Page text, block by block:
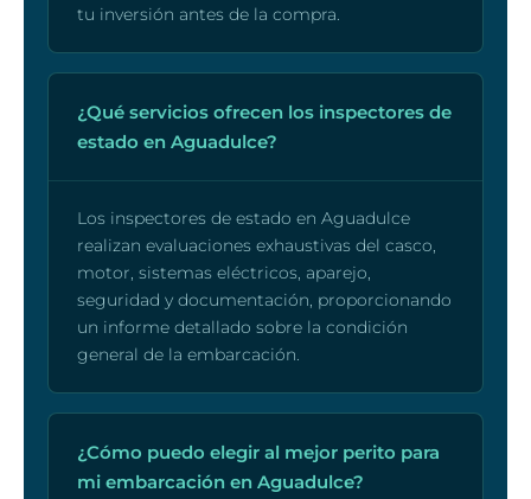
tu inversión antes de la compra.
¿Qué servicios ofrecen los inspectores de
estado en Aguadulce?
Los inspectores de estado en Aguadulce
realizan evaluaciones exhaustivas del casco,
motor, sistemas eléctricos, aparejo,
seguridad y documentación, proporcionando
un informe detallado sobre la condición
general de la embarcación.
¿Cómo puedo elegir al mejor perito para
mi embarcación en Aguadulce?